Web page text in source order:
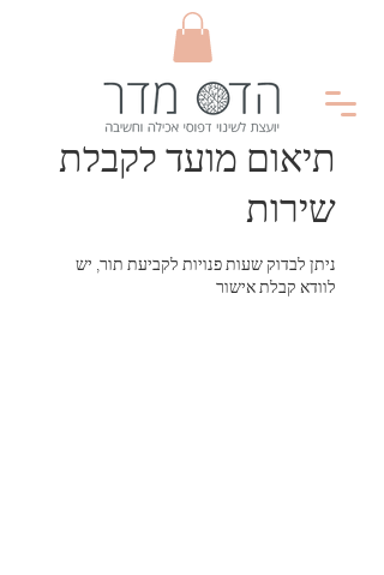
תיאום מועד לקבלת
שירות
ניתן לבדוק שעות פנויות לקביעת תור, יש
לוודא קבלת אישור